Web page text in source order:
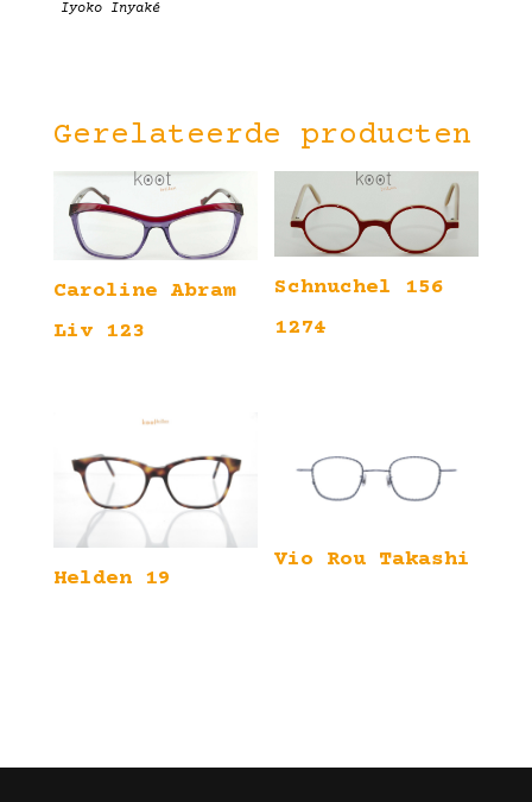
Iyoko Inyaké
Gerelateerde producten
Caroline Abram
Liv 123
Schnuchel 156
1274
Helden 19
Vio Rou Takashi